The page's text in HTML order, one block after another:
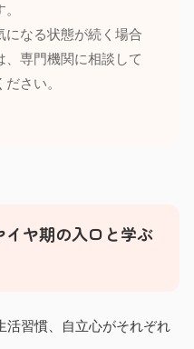
になる状態が続く場合
、専門機関に相談して
ださい。
イヤ期の入口と学ぶ
活習慣、自立心がそれぞれ